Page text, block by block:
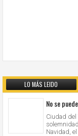
LO MÁS LEIDO
No se
Ciudad del
Navidad, el